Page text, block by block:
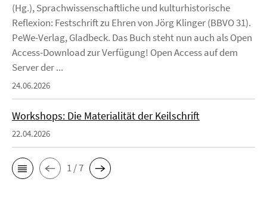
(Hg.), Sprachwissenschaftliche und kulturhistorische
Reflexion: Festschrift zu Ehren von Jörg Klinger (BBVO 31).
PeWe-Verlag, Gladbeck. Das Buch steht nun auch als Open
Access-Download zur Verfügung! Open Access auf dem
Server der ...
24.06.2026
Workshops: Die Materialität der Keilschrift
22.04.2026
1 / 7